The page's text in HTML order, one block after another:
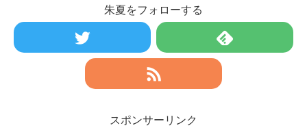
朱夏をフォローする
スポンサーリンク